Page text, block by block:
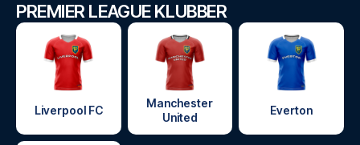
PREMIER LEAGUE KLUBBER
Liverpool FC
Manchester
United
Everton